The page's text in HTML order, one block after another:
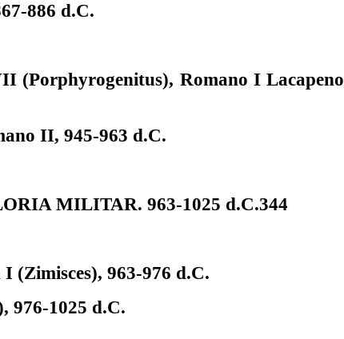
886 d.C.
(Porphyrogenitus), Romano I Lacapeno
II, 945-963 d.C.
MILITAR. 963-1025 d.C.344
(Zimisces), 963-976 d.C.
976-1025 d.C.